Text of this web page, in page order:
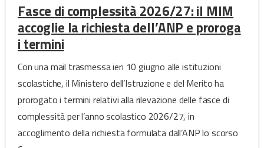
Fasce di complessità 2026/27: il MIM
accoglie la richiesta dell’ANP e proroga
i termini
Con una mail trasmessa ieri 10 giugno alle istituzioni
scolastiche, il Ministero dell’Istruzione e del Merito ha
prorogato i termini relativi alla rilevazione delle fasce di
complessità per l’anno scolastico 2026/27, in
accoglimento della richiesta formulata dall’ANP lo scorso